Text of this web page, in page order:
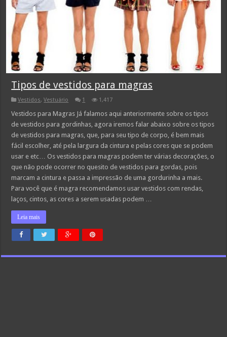
Tipos de vestidos para magras
Vestidos,Vestuário 1 1,417
Vestidos para Magras Já falamos aqui anteriormente sobre os tipos
de vestidos para gordinhas, agora iremos falar abaixo sobre os tipos
de vestidos para magras, que, para seu tipo de corpo, é bem mais
fácil escolher, até pela largura da cintura e pelas cores que se podem
usar e etc… Os vestidos para magras podem ter várias decorações, o
que não pode ocorrer no quesito de vestidos para gordas, pois
marcam a cintura e passa a impressão de uma gordurinha a mais.
Para você que é magra recomendamos usar vestidos com rendas,
laços, cintos, as cores a serem usadas podem …
Leia mais